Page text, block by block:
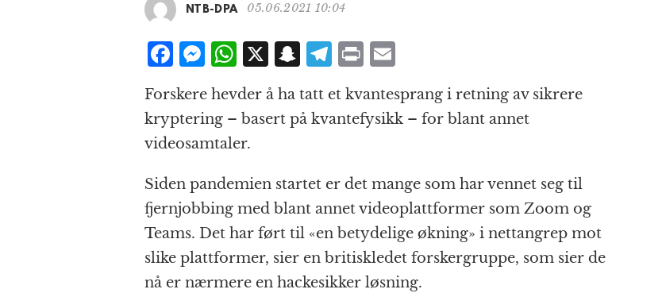
NTB-DPA 05.06.2021 10:04
F
a
c
e
b
o
o
k
M
e
ss
e
n
g
e
r
W
h
at
s
A
p
p
X S
a
p
h
at
T
el
e
g
a
m
P
n
t
ai
l
Forskere hevder å ha tatt et kvantesprang i retning av sikrere
kryptering – basert på kvantefysikk – for blant annet
videosamtaler.
Siden pandemien startet er det mange som har vennet seg til
fjernjobbing med blant annet videoplattformer som Zoom og
Teams. Det har ført til «en betydelige økning» i nettangrep mot
slike plattformer, sier en britiskledet forskergruppe, som sier de
nå er nærmere en hackesikker løsning.